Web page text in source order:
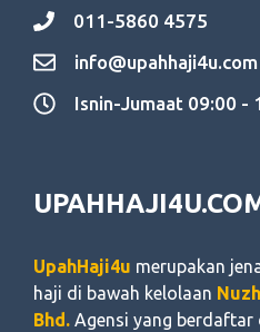
011-5860 4575
info@upahhaji4u.com
Isnin-Jumaat 09:00 -
UpahHaji4u merupakan
haji di bawah kelolaan
Bhd. Agensi yang berdaftar